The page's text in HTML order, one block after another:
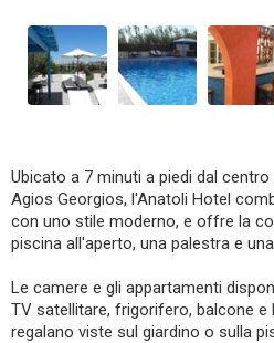
Ubicato a 7 minuti a piedi dal
Agios Georgios, l'Anatoli Hotel
con uno stile moderno, e offre la
piscina all'aperto, una palestra e una
Le camere e gli appartamenti
TV satellitare, frigorifero, balcone e
regalano viste sul giardino o sulla